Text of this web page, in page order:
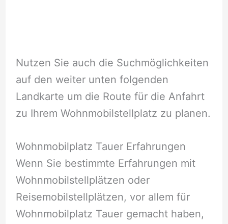
Nutzen Sie auch die Suchmöglichkeiten
auf den weiter unten folgenden
Landkarte um die Route für die Anfahrt
zu Ihrem Wohnmobilstellplatz zu planen.
Wohnmobilplatz Tauer Erfahrungen
Wenn Sie bestimmte Erfahrungen mit
Wohnmobilstellplätzen oder
Reisemobilstellplätzen, vor allem für
Wohnmobilplatz Tauer gemacht haben,